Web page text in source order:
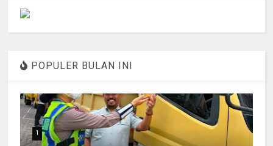
POPULER BULAN INI
1